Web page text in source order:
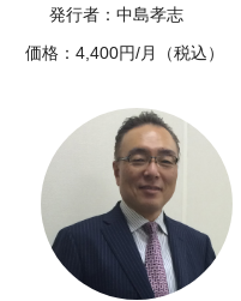
発行者：中島孝志
価格：4,400円/月（税込）